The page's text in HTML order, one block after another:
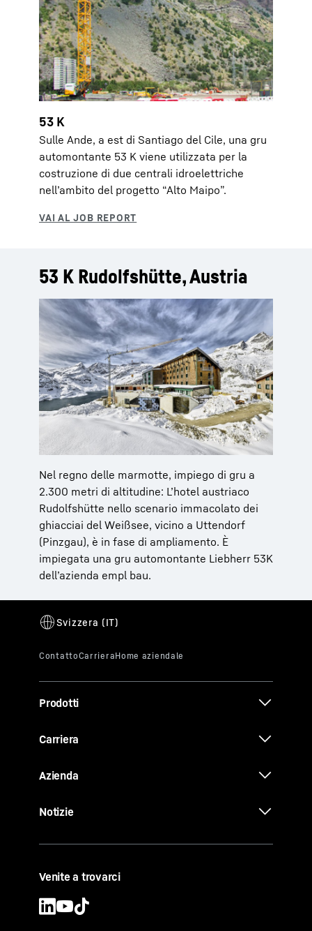
53 K
Sulle Ande, a est di Santiago del Cile, una gru
automontante 53 K viene utilizzata per la
costruzione di due centrali idroelettriche
nell’ambito del progetto “Alto Maipo”.
53 K Rudolfshütte, Austria
Nel regno delle marmotte, impiego di gru a
2.300 metri di altitudine: L’hotel austriaco
Rudolfshütte nello scenario immacolato dei
ghiacciai del Weißsee, vicino a Uttendorf
(Pinzgau), è in fase di ampliamento. È
impiegata una gru automontante Liebherr 53K
dell’azienda empl bau.
Prodotti
Carriera
Azienda
Notizie
Venite a trovarci